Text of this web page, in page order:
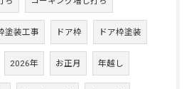
塗装工事 ドア枠 ドア枠塗装
2026年 お正月 年越し